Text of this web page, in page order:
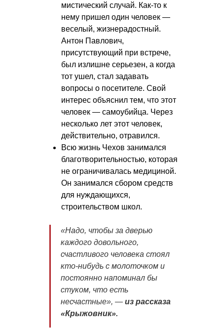
мистический случай. Как-то к
нему пришел один человек —
веселый, жизнерадостный.
Антон Павлович,
присутствующий при встрече,
был излишне серьезен, а когда
тот ушел, стал задавать
вопросы о посетителе. Свой
интерес объяснил тем, что этот
человек — самоубийца. Через
несколько лет этот человек,
действительно, отравился.
Всю жизнь Чехов занимался
благотворительностью, которая
не ограничивалась медициной.
Он занимался сбором средств
для нуждающихся,
строительством школ.
«Надо, чтобы за дверью
каждого довольного,
счастливого человека стоял
кто-нибудь с молоточком и
постоянно напоминал бы
стуком, что есть
несчастные», — из рассказа
«Крыжовник».